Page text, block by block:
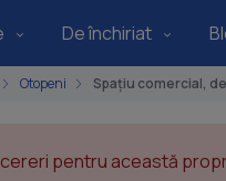
De închiriat
Otopeni Spațiu comercial,
pentru această